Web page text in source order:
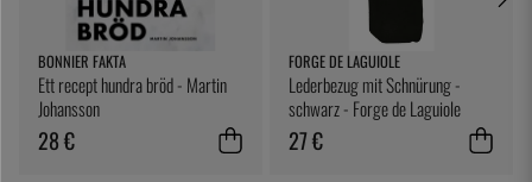
BONNIER FAKTA
Ett recept hundra bröd - Martin
Johansson
28 €
FORGE DE LAGUIOLE
Lederbezug mit Schnürung -
schwarz - Forge de Laguiole
27 €